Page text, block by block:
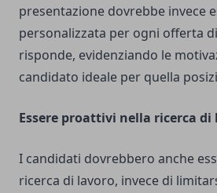
presentazione dovrebbe invece
personalizzata per ogni offerta
risponde, evidenziando le
candidato ideale per quella
Essere proattivi nella ricerca di
I candidati dovrebbero anche
ricerca di lavoro, invece di